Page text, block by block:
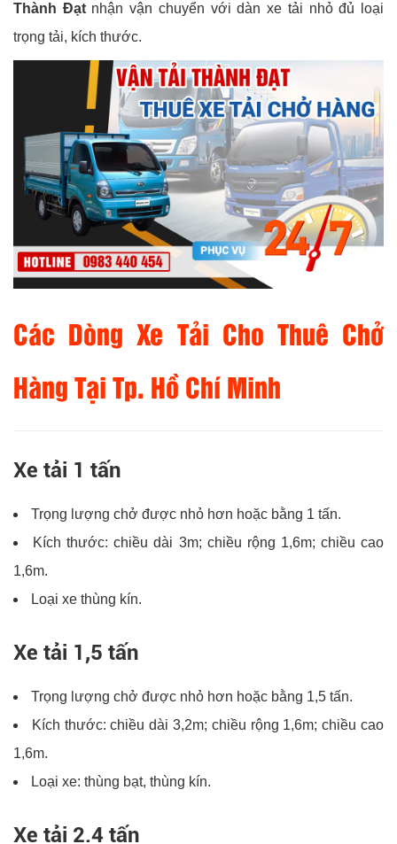
Thành Đạtnhận vận chuyển với dàn xe tải nhỏ đủ loại
trọng tải, kích thước.
Các Dòng Xe Tải Cho Thuê Chở
Hàng Tại Tp. Hồ Chí Minh
Xe tải 1 tấn
Trọng lượng chở được nhỏ hơn hoặc bằng 1 tấn.
Kích thước: chiều dài 3m; chiều rộng 1,6m; chiều cao
1,6m.
Loại xe thùng kín.
Xe tải 1,5 tấn
Trọng lượng chở được nhỏ hơn hoặc bằng 1,5 tấn.
Kích thước: chiều dài 3,2m; chiều rộng 1,6m; chiều cao
1,6m.
Loại xe: thùng bạt, thùng kín.
Xe tải 2.4 tấn